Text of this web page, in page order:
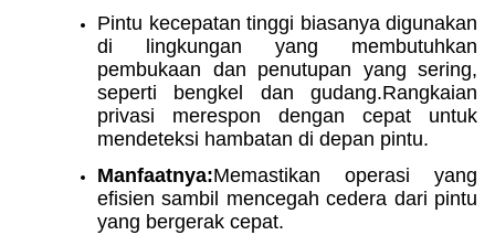
Pintu kecepatan tinggi biasanya digunakan
di lingkungan yang membutuhkan
pembukaan dan penutupan yang sering,
seperti bengkel dan gudang.Rangkaian
privasi merespon dengan cepat untuk
mendeteksi hambatan di depan pintu.
Manfaatnya:Memastikan operasi yang
efisien sambil mencegah cedera dari pintu
yang bergerak cepat.